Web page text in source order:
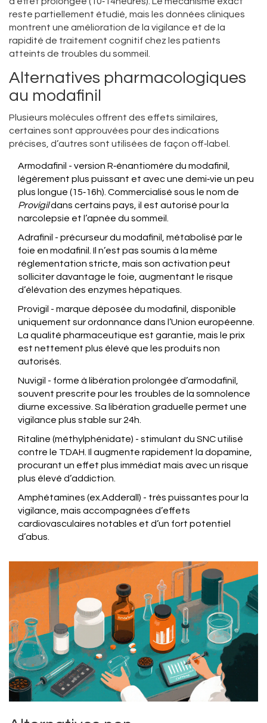
reste partiellement étudié, mais les données cliniques
montrent une amélioration de la vigilance et de la
rapidité de traitement cognitif chez les patients
atteints de troubles du sommeil.
Alternatives pharmacologiques
au modafinil
Plusieurs molécules offrent des effets similaires,
certaines sont approuvées pour des indications
précises, d’autres sont utilisées de façon off‑label.
Armodafinil - version R‑énantiomère du modafinil,
légèrement plus puissant et avec une demi‑vie un peu
plus longue (15‑16h). Commercialisé sous le nom de
Provigildans certains pays, il est autorisé pour la
narcolepsie et l’apnée du sommeil.
Adrafinil - précurseur du modafinil, métabolisé par le
foie en modafinil. Il n’est pas soumis à la même
réglementation stricte, mais son activation peut
solliciter davantage le foie, augmentant le risque
d’élévation des enzymes hépatiques.
Provigil - marque déposée du modafinil, disponible
uniquement sur ordonnance dans l’Union européenne.
La qualité pharmaceutique est garantie, mais le prix
est nettement plus élevé que les produits non
autorisés.
Nuvigil - forme à libération prolongée d’armodafinil,
souvent prescrite pour les troubles de la somnolence
diurne excessive. Sa libération graduelle permet une
vigilance plus stable sur 24h.
Ritaline (méthylphénidate) - stimulant du SNC utilisé
contre le TDAH. Il augmente rapidement la dopamine,
procurant un effet plus immédiat mais avec un risque
plus élevé d’addiction.
Amphétamines (ex.Adderall) - très puissantes pour la
vigilance, mais accompagnées d’effets
cardiovasculaires notables et d’un fort potentiel
d’abus.